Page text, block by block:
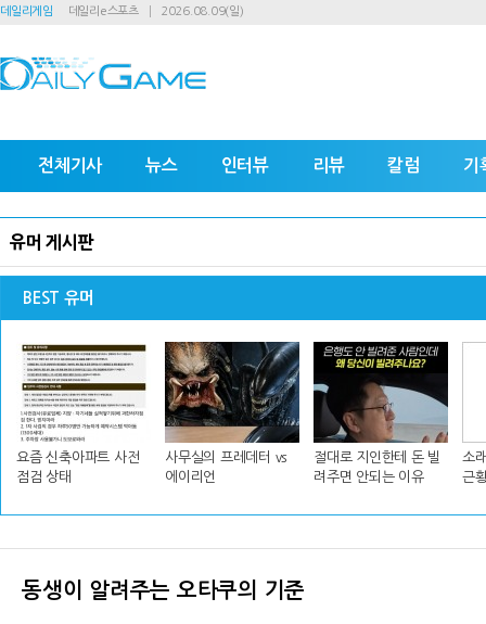
데일리게임 데일리e스포츠 2026.08.09(일)
전체기사 뉴스 인터뷰 리뷰 칼럼 기
유머 게시판
BEST 유머
요즘 신축아파트 사전
점검 상태
사무실의 프레데터 vs
에이리언
절대로 지인한테 돈 빌
려주면 안되는 이유
소
근
동생이 알려주는 오타쿠의 기준